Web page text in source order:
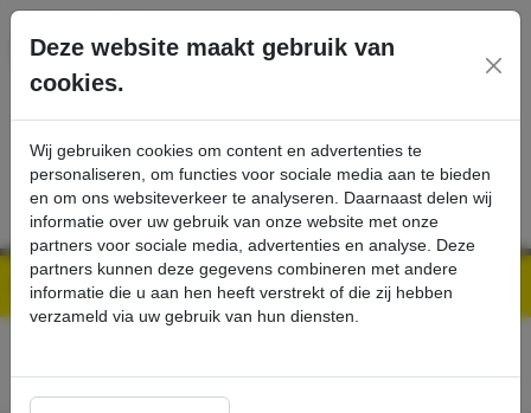
Ga direct naar de hoofdinhoud van deze pagina.
SERVICE PRODUCTEN CONTACT
Kärcher Professional Webshop | Scherpe prijzen & Snel geleverd Acties - Exclusieve Kortingen & Promoties best-buy detail - - Kärcher Professional Webshop
Deze website maakt gebruik van
cookies.
Wij gebruiken cookies om content en advertenties te
personaliseren, om functies voor sociale media aan te bieden
en om ons websiteverkeer te analyseren. Daarnaast delen wij
informatie over uw gebruik van onze website met onze
partners voor sociale media, advertenties en analyse. Deze
partners kunnen deze gegevens combineren met andere
informatie die u aan hen heeft verstrekt of die zij hebben
verzameld via uw gebruik van hun diensten.